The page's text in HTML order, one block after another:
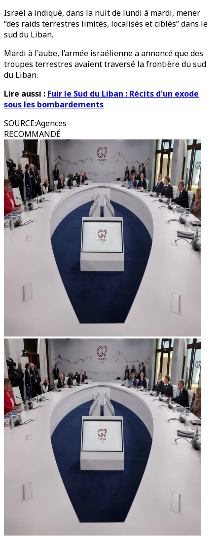
Israël a indiqué, dans la nuit de lundi à mardi, mener
‘’des raids terrestres limités, localisés et ciblés’’ dans le
sud du Liban.
Mardi à l'aube, l’armée israélienne a annoncé que des
troupes terrestres avaient traversé la frontière du sud
du Liban.
Lire aussi : Fuir le Sud du Liban : Récits d'un exode
sous les bombardements
SOURCE:Agences
RECOMMANDÉ